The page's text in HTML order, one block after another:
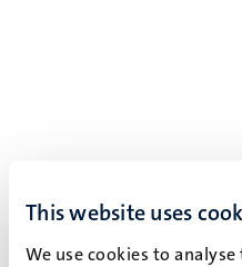
This website uses
We use cookies to